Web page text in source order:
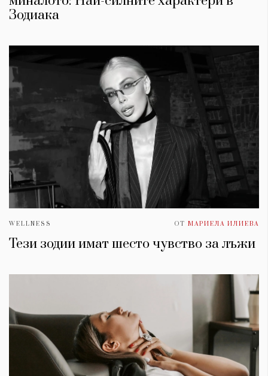
Зодиака
WELLNESS ОТ МАРИЕЛА ИЛИЕВА
Тези зодии имат шесто чувство за лъжи